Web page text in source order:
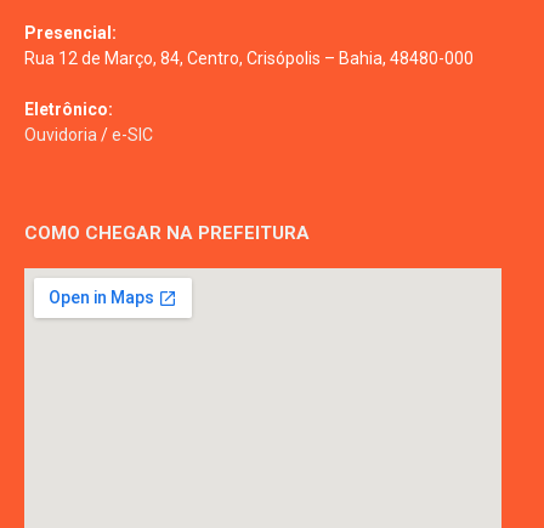
Presencial:
Rua 12 de Março, 84, Centro, Crisópolis – Bahia, 48480-000
Eletrônico:
Ouvidoria /e-SIC
COMO CHEGAR NA PREFEITURA